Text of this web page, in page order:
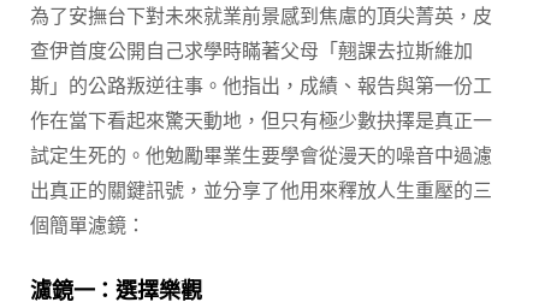
為了安撫台下對未來就業前景感到焦慮的頂尖菁英，皮
查伊首度公開自己求學時瞞著父母「翹課去拉斯維加
斯」的公路叛逆往事。他指出，成績、報告與第一份工
作在當下看起來驚天動地，但只有極少數抉擇是真正一
試定生死的。他勉勵畢業生要學會從漫天的噪音中過濾
出真正的關鍵訊號，並分享了他用來釋放人生重壓的三
個簡單濾鏡：
濾鏡一：選擇樂觀